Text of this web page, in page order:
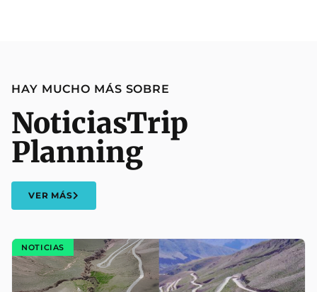
HAY MUCHO MÁS SOBRE
NoticiasTrip
Planning
VER MÁS
NOTICIAS